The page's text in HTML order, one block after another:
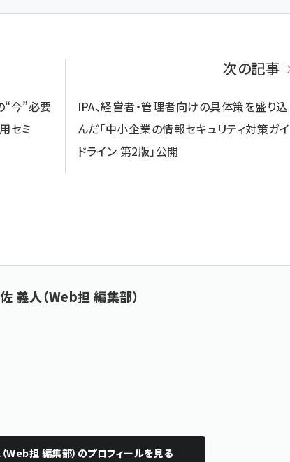
“今”必要
セミ
次の記事
IPA、経営者・管理者向けの具体策を盛り込
んだ「中小企業の情報セキュリティ対策ガイ
ドライン 第2版」公開
義人（Web担 編集部）
Web担 編集部） のプロフィールを見る